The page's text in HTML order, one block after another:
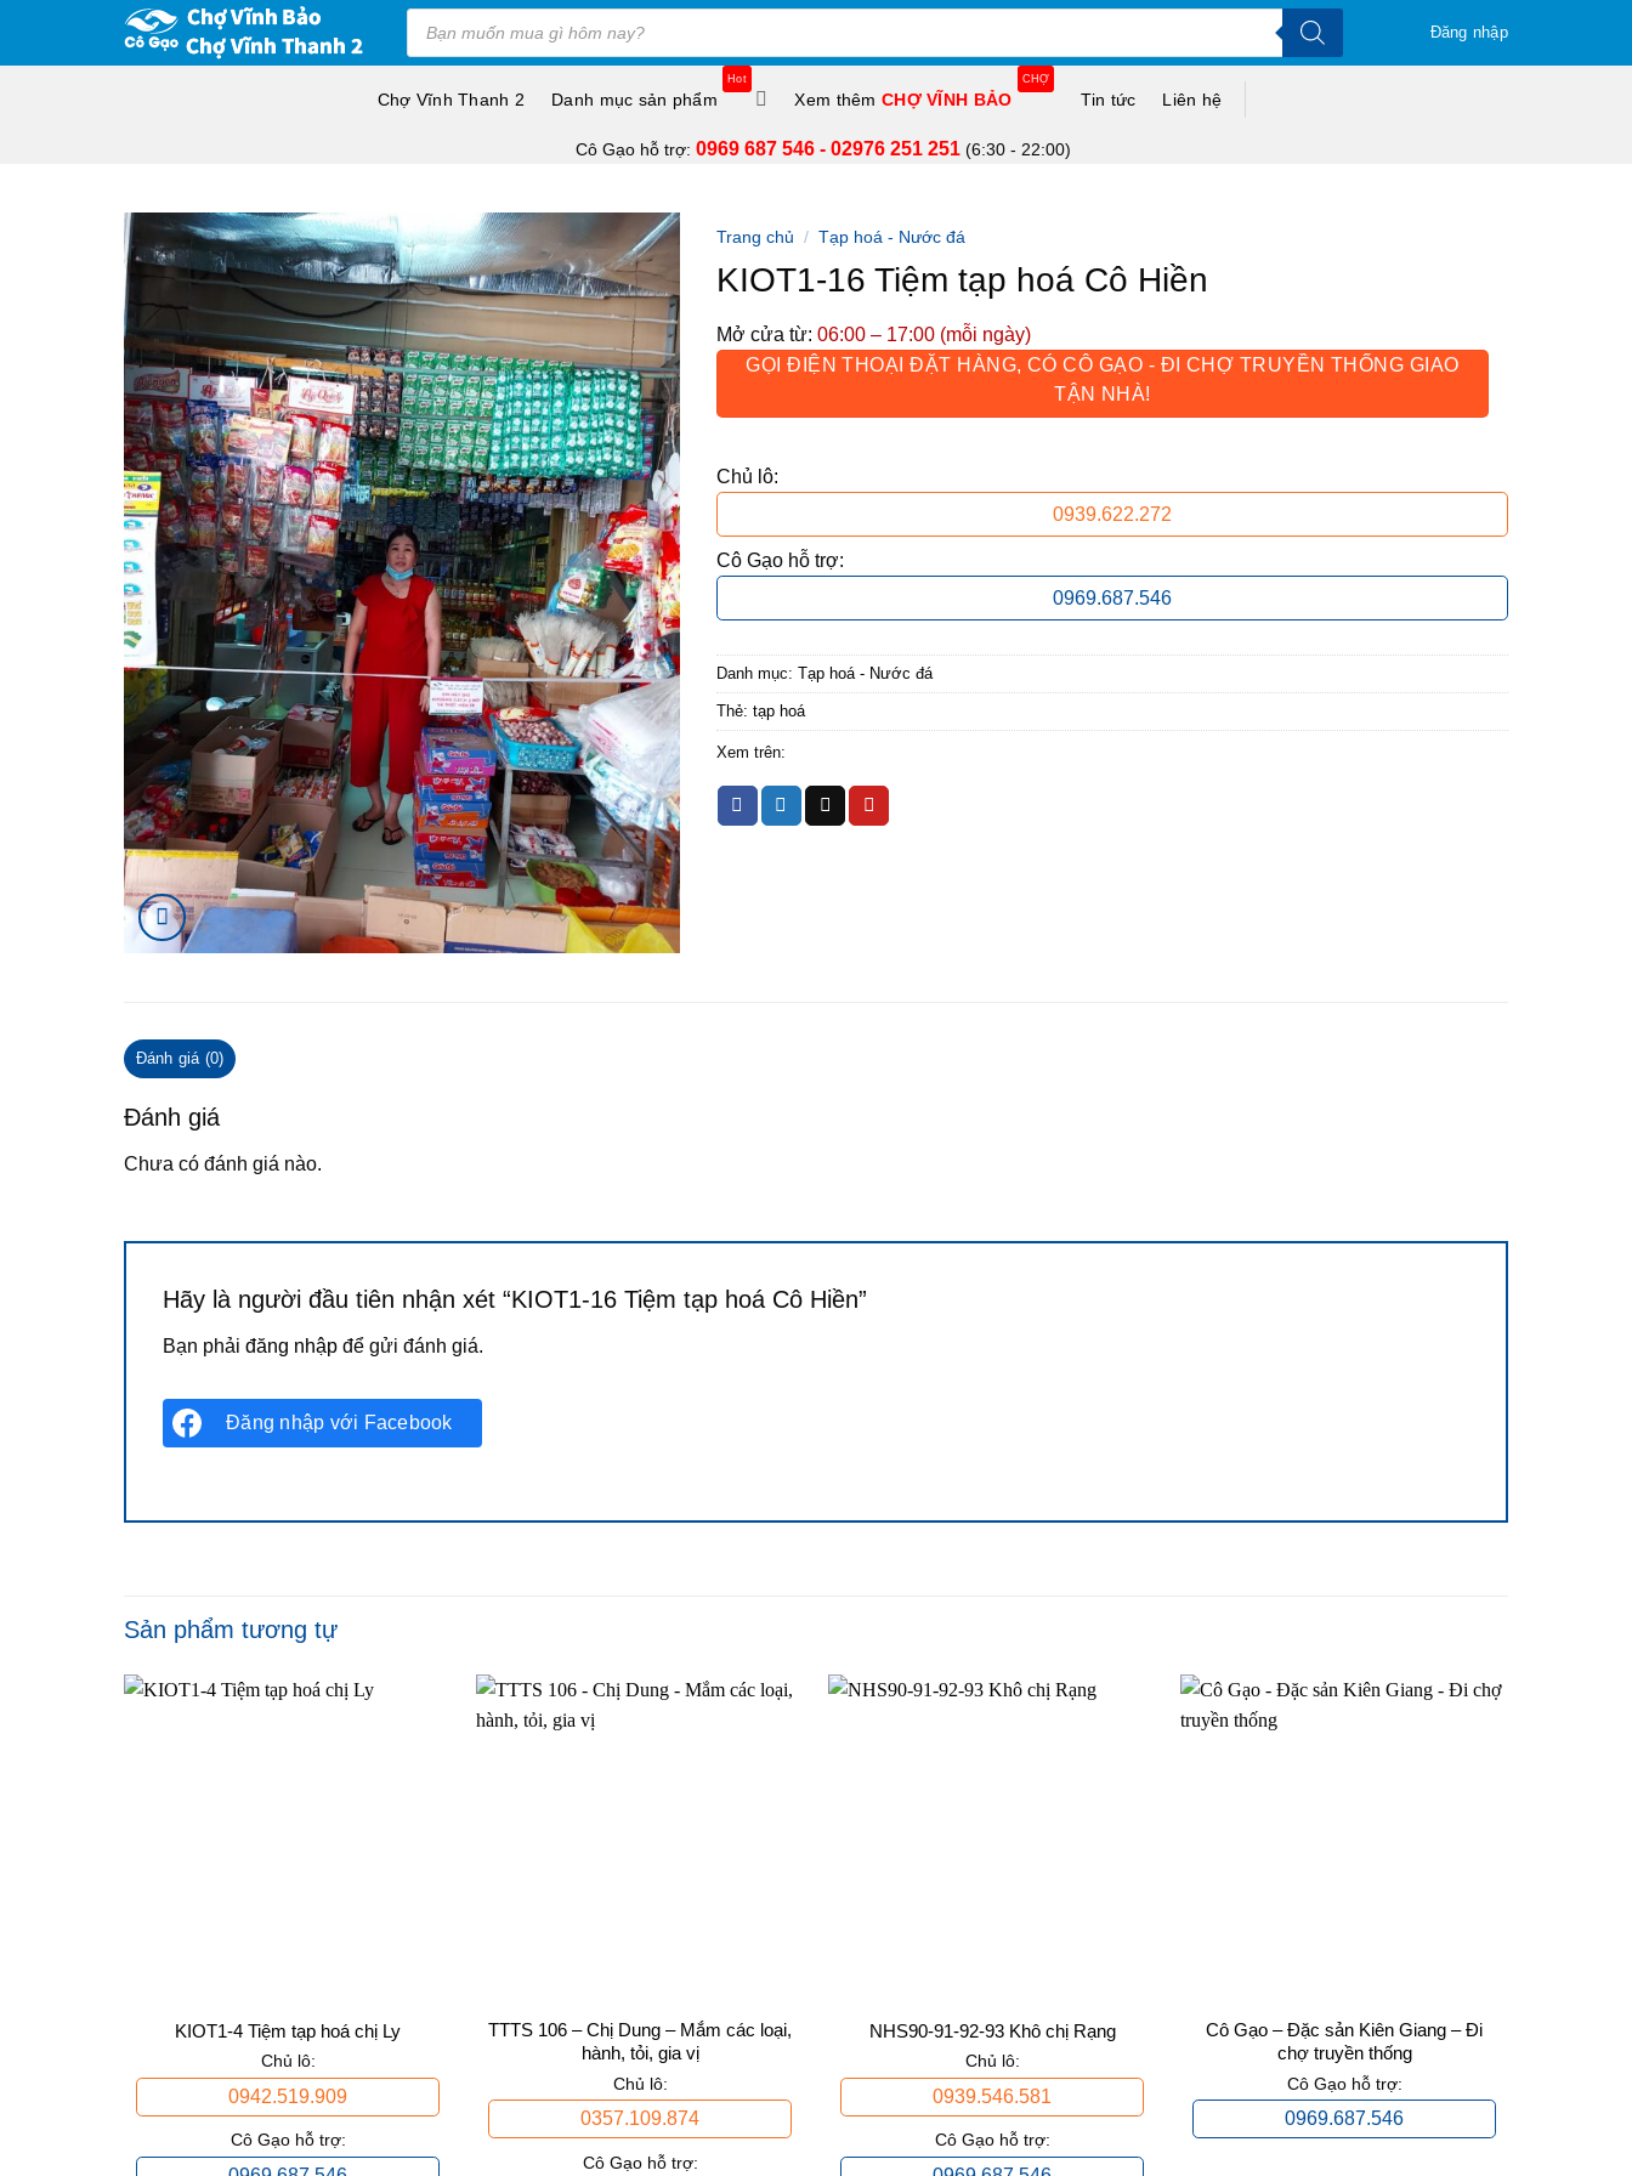
Products
search
Đăng nhập
Chợ Vĩnh Thanh 2 Danh mục sản phẩm
Hot
Xem thêmCHỢ VĨNH BẢO
CHỢ
Tin tức Liên hệ
Cô Gạo hỗ trợ: 0969 687 546 - 02976 251 251(6:30 - 22:00)
Trang chủ / Tạp hoá - Nước đá
KIOT1-16 Tiệm tạp hoá Cô Hiền
Mở cửa từ: 06:00 – 17:00 (mỗi ngày)
GỌI ĐIỆN THOẠI ĐẶT HÀNG, CÓ CÔ GẠO - ĐI CHỢ TRUYỀN THỐNG GIAO
TẬN NHÀ!
Chủ lô:
0939.622.272
Cô Gạo hỗ trợ:
0969.687.546
Danh mục: Tạp hoá - Nước đá
Thẻ: tạp hoá
Xem trên:
Đánh giá (0)
Đánh giá
Chưa có đánh giá nào.
Hãy là người đầu tiên nhận xét “KIOT1-16 Tiệm tạp hoá Cô Hiền”
Bạn phải đăng nhập để gửi đánh giá.
Đăng nhập với Facebook
Sản phẩm tương tự
KIOT1-4 Tiệm tạp hoá chị Ly
Chủ lô:
0942.519.909
Cô Gạo hỗ trợ:
TTTS 106 – Chị Dung – Mắm các loại,
hành, tỏi, gia vị
Chủ lô:
0357.109.874
Cô Gạo hỗ trợ:
NHS90-91-92-93 Khô chị Rạng
Chủ lô:
0939.546.581
Cô Gạo hỗ trợ:
Cô Gạo – Đặc sản Kiên Giang – Đi
chợ truyền thống
Cô Gạo hỗ trợ:
0969.687.546